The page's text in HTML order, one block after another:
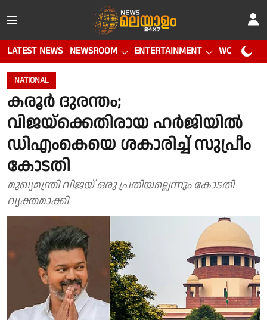
LATEST NEWS NEWSROOM ENTERTAINMENT WORLD CUP
NATIONAL
കരൂർ ദുരന്തം;
വിജയ്‌ക്കെതിരായ ഹർജിയിൽ
ഡിഎംകെയെ ശകാരിച്ച് സുപ്രീം
കോടതി
മുഖ്യമന്ത്രി വിജയ് ഒരു പ്രതിയല്ലെന്നും കോടതി
വ്യക്തമാക്കി